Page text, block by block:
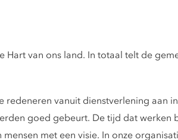
van ons land. In totaal telt de
vanuit dienstverlening aan
goed gebeurt. De tijd dat werken
met een visie. In onze